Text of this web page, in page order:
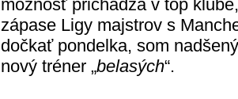
možnosť prichádza v top
zápase Ligy majstrov s
dočkať pondelka, som
nový tréner „belasých“.